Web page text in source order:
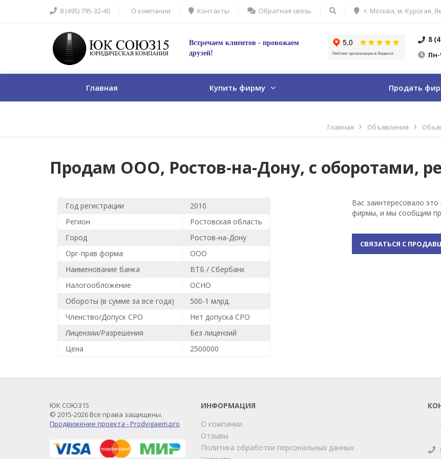
8 (495) 795-32-40 О компании Контакты Обратная связь г. Москва, м. Курская,
Встречаем клиентов - провожаем
друзей!
8
Пн
Главная Купить фирму Продать
Главная Объявления
Продам ООО, Ростов-на-Дону, с оборотами,
Год регистрации
2010
Регион
Ростовская область
Город
Ростов-на-Дону
Орг-прав форма
ООО
Наименование банка
ВТБ / Сбербанк
Налогообложение
ОСНО
Обороты (в сумме за все года)
500-1 млрд.
Членство/Допуск СРО
Нет допуска СРО
Лицензии/Разрешения
Без лицензий
Цена
2500000
Вас заинтересовало
фирмы, и мы сообщим
СВЯЗАТЬСЯ С
ИНФОРМАЦИЯ
О компании
Отзывы
Политика обработки персональных данных
ЮК СОЮЗ15
© 2015-2026 Все права защищены.
Продвижение проекта - Prodvigaem.pro